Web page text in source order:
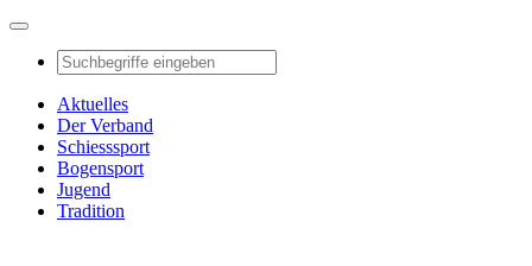
Aktuelles
Der Verband
Schiesssport
Bogensport
Jugend
Tradition